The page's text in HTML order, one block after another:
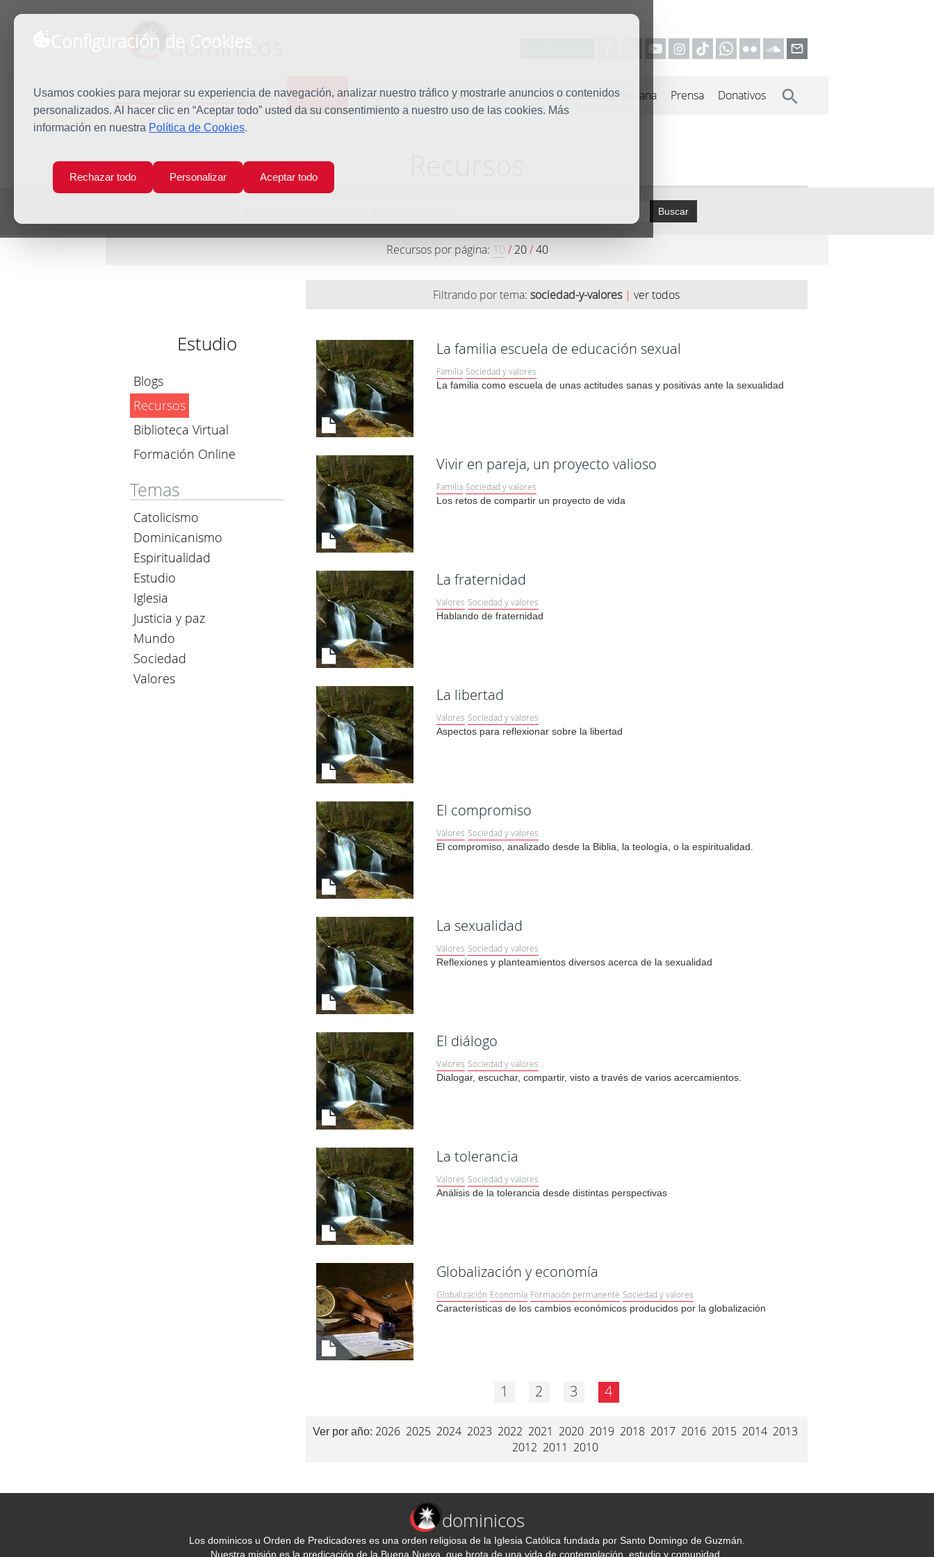
Configuración de Cookies
Usamos cookies para mejorar su experiencia de navegación, analizar nuestro tráfico y mostrarle anuncios o contenidos
personalizados. Al hacer clic en “Aceptar todo” usted da su consentimiento a nuestro uso de las cookies. Más
información en nuestra Política de Cookies.
Rechazar todo Personalizar Aceptar todo
dominicos
Predicación Espiritualidad Estudio Quiénes somos Misión Vocaciones Familia Dominicana Prensa Donativos
Inicio Estudio Recursos
Buscar
Recursos por página: 10 /20 /40
Estudio
Blogs
Recursos
Biblioteca Virtual
Formación Online
Temas
Catolicismo
Dominicanismo
Espiritualidad
Estudio
Iglesia
Justicia y paz
Mundo
Sociedad
Valores
Filtrando por tema:sociedad-y-valores | ver todos
La familia escuela de educación sexual
Familia Sociedad y valores
La familia como escuela de unas actitudes sanas y positivas ante la sexualidad
Vivir en pareja, un proyecto valioso
Familia Sociedad y valores
Los retos de compartir un proyecto de vida
La fraternidad
Valores Sociedad y valores
Hablando de fraternidad
La libertad
Valores Sociedad y valores
Aspectos para reflexionar sobre la libertad
El compromiso
Valores Sociedad y valores
El compromiso, analizado desde la Biblia, la teología, o la espiritualidad.
La sexualidad
Valores Sociedad y valores
Reflexiones y planteamientos diversos acerca de la sexualidad
El diálogo
Valores Sociedad y valores
Dialogar, escuchar, compartir, visto a través de varios acercamientos.
La tolerancia
Valores Sociedad y valores
Análisis de la tolerancia desde distintas perspectivas
Globalización y economía
Globalización Economía Formación permanente Sociedad y valores
Características de los cambios económicos producidos por la globalización
1 2 3 4
Ver por año: 2026 2025 2024 2023 2022 2021 2020 2019 2018 2017 2016 2015 2014 2013
2012 2011 2010
dominicos
Los dominicos u Orden de Predicadores es una orden religiosa de la Iglesia Católica fundada por Santo Domingo de Guzmán.
Nuestra misión es la predicación de la Buena Nueva, que brota de una vida de contemplación, estudio y comunidad.